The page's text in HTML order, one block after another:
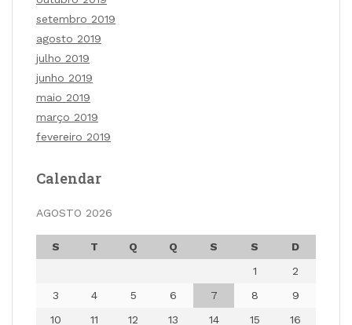
setembro 2019
agosto 2019
julho 2019
junho 2019
maio 2019
março 2019
fevereiro 2019
Calendar
AGOSTO 2026
S T Q Q S S
D
1
2
3
4 5 6 7 8
9
10
11 12 13 14 15
16